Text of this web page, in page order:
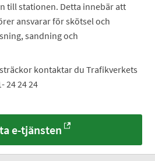
till stationen. Detta innebär att
ansvarar för skötsel och
sandning och
kontaktar du Trafikverkets
24 24 24
e-tjänsten